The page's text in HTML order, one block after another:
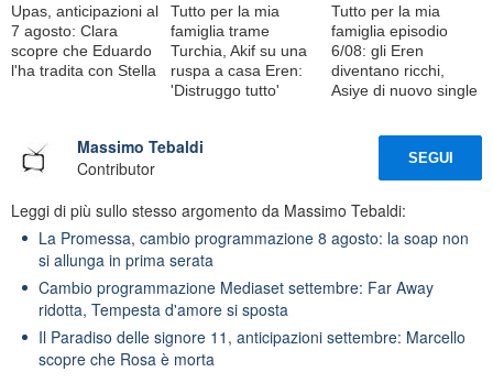
Upas, anticipazioni al
7 agosto: Clara
scopre che Eduardo
l'ha tradita con Stella
Tutto per la mia
famiglia trame
Turchia, Akif su una
ruspa a casa Eren:
'Distruggo tutto'
Tutto per la mia
famiglia episodio
6/08: gli Eren
diventano ricchi,
Asiye di nuovo single
Massimo Tebaldi
Contributor
SEGUI
Leggi di più sullo stesso argomento da Massimo Tebaldi:
La Promessa, cambio programmazione 8 agosto: la soap non
si allunga in prima serata
Cambio programmazione Mediaset settembre: Far Away
ridotta, Tempesta d'amore si sposta
Il Paradiso delle signore 11, anticipazioni settembre: Marcello
scopre che Rosa è morta